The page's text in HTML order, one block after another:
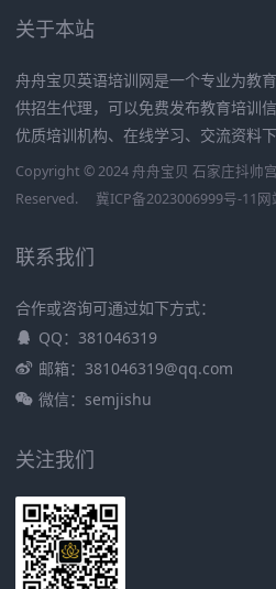
关于本站
舟舟宝贝英语培训网是一个专业为教
供招生代理，可以免费发布教育培训
优质培训机构、在线学习、交流资料
Copyright © 2024 舟舟宝贝 石家庄抖帅
Reserved.
冀ICP备2023006999号-11网
联系我们
合作或咨询可通过如下方式：
QQ：381046319
邮箱：381046319@qq.com
微信：semjishu
关注我们